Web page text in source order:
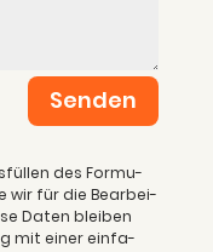
Senden
des For­mu­
wir für die Bear­bei­
Daten blei­ben
mit einer ein­fa­